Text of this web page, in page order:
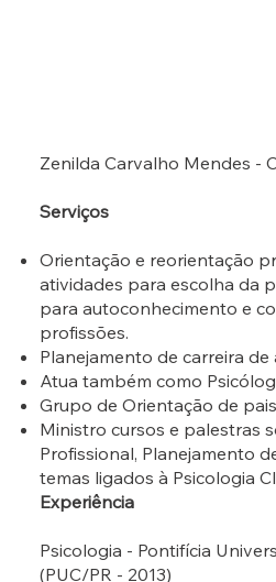
Zenilda Carvalho Mendes -
Serviços
Orientação e reorientação
atividades para escolha da
para autoconhecimento e
profissões.
Planejamento de carreira
Atua também como
Grupo de Orientação de
Ministro cursos e palestras
Profissional, Planejamento
temas ligados à Psicologia
Experiência
Psicologia - Pontifícia
(PUC/PR - 2013)